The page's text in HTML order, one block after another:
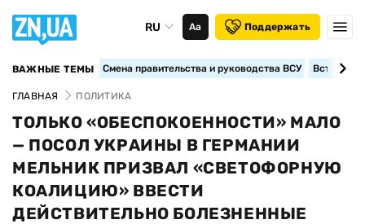
RU Аа Поддержать
ВАЖНЫЕ ТЕМЫ Смена правительства и руководства ВСУ
ГЛАВНАЯ ПОЛИТИКА
ТОЛЬКО «ОБЕСПОКОЕННОСТИ» МАЛО
— ПОСОЛ УКРАИНЫ В ГЕРМАНИИ
МЕЛЬНИК ПРИЗВАЛ «СВЕТОФОРНУЮ
КОАЛИЦИЮ» ВВЕСТИ
ДЕЙСТВИТЕЛЬНО БОЛЕЗНЕННЫЕ